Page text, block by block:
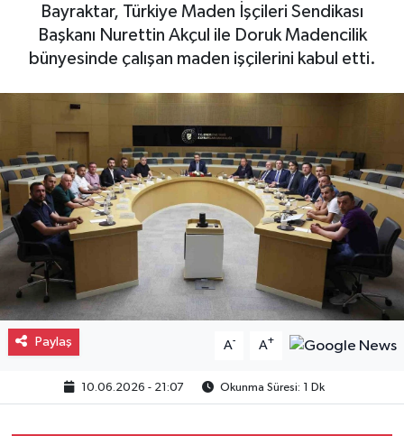
Bayraktar, Türkiye Maden İşçileri Sendikası
Başkanı Nurettin Akçul ile Doruk Madencilik
bünyesinde çalışan maden işçilerini kabul etti.
Paylaş A- A+
10.06.2026 - 21:07 Okunma Süresi: 1 Dk
Otovitrin
Asayiş
Magazin
Gayrimenkul
Spor
Eğitim
Haber Arşivi